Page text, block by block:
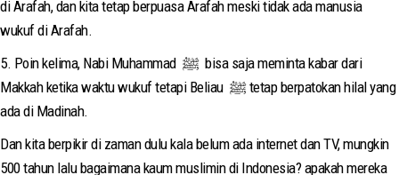
di Arafah, dan kita tetap berpuasa Arafah meski tidak ada manusia
wukuf di Arafah.
5. Poin kelima, Nabi Muhammad ﷺ bisa saja meminta kabar dari
Makkah ketika waktu wukuf tetapi Beliau ﷺ tetap berpatokan hilal yang
ada di Madinah.
Dan kita berpikir di zaman dulu kala belum ada internet dan TV, mungkin
500 tahun lalu bagaimana kaum muslimin di Indonesia? apakah mereka